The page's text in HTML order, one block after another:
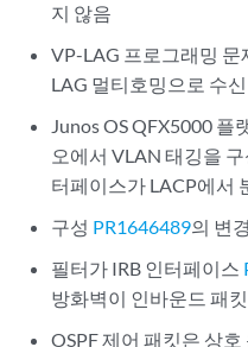
지 않음
VP-LAG 프로그래밍 문
LAG 멀티호밍으로 수
Junos OS QFX5000 플
오에서 VLAN 태깅을
터페이스가 LACP에서
구성 PR1646489의 변
필터가 IRB 인터페이스
방화벽이 인바운드 패
OSPF 제어 패킷은 상